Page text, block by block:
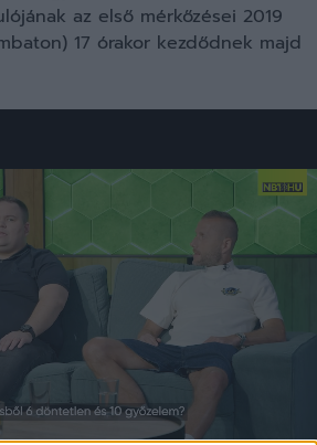
az első mérkőzései 2019
17 órakor kezdődnek majd